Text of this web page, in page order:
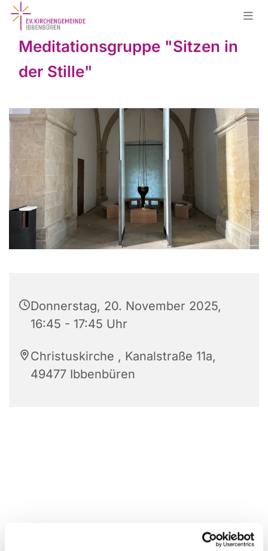
Meditationsgruppe "Sitzen in
der Stille"
Donnerstag, 20. November 2025,
16:45 - 17:45 Uhr
Christuskirche , Kanalstraße 11a,
49477 Ibbenbüren